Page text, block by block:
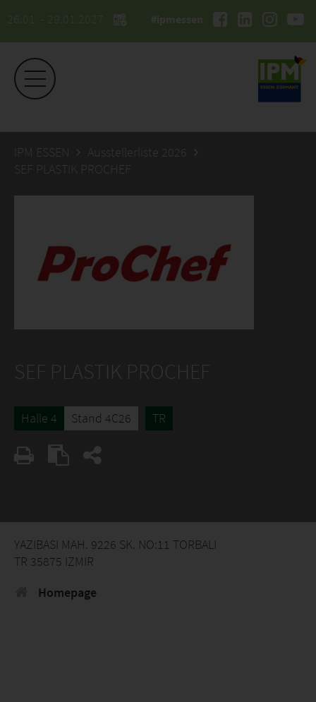
26.01. - 29.01.2027 #ipmessen
IPM ESSEN
Ausstellerliste 2026
SEF PLASTIK PROCHEF
SEF PLASTIK PROCHEF
Halle 4 Stand 4C26 TR
YAZIBASI MAH. 9226 SK. NO:11 TORBALI
TR 35875 IZMIR
Homepage